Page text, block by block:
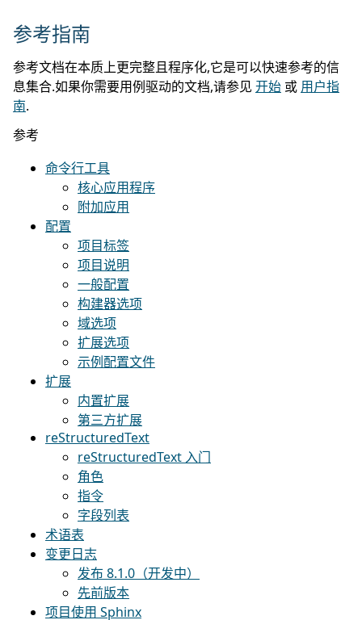
参考指南
参考文档在本质上更完整且程序化,它是可以快速参考的信
息集合.如果你需要用例驱动的文档,请参见 开始 或 用户指
南.
参考
命令行工具
核心应用程序
附加应用
配置
项目标签
项目说明
一般配置
构建器选项
域选项
扩展选项
示例配置文件
扩展
内置扩展
第三方扩展
reStructuredText
reStructuredText 入门
角色
指令
字段列表
术语表
变更日志
发布 8.1.0（开发中）
先前版本
项目使用 Sphinx